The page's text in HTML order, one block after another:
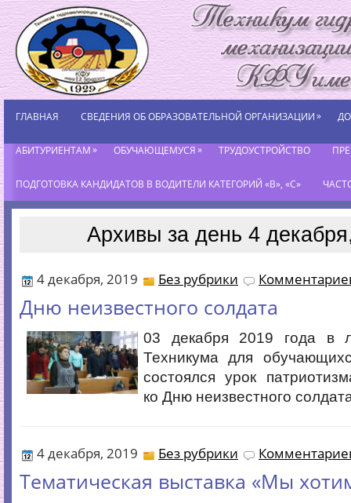
ГЛАВНАЯ СВЕДЕНИЯ ОБ ОБРАЗОВАТЕЛЬНОЙ ОРГАНИЗАЦИИ»
АБИТУРИЕНТАМ» ОБУЧАЮЩЕМУСЯ» ТРУДОУСТРОЙСТВО
ПОДГОТОВКА КАНДИДАТОВ В ВОДИТЕЛИ КАТЕГОРИЙ «В», «С»
Архивы за день 4
4 декабря, 2019 Без рубрики
Дню неизвестного солдата
03 декабря 2019 года в
Техникума для
состоялся урок
ко Дню неизвестного
4 декабря, 2019 Без рубрики
Tематическая выставка «Мы